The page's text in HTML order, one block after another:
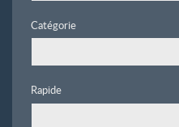
Catégorie
Rapide